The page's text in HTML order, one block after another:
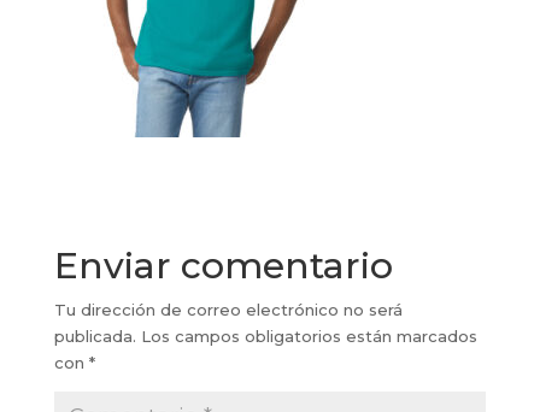
Enviar comentario
Tu dirección de correo electrónico no será
publicada. Los campos obligatorios están marcados
con *